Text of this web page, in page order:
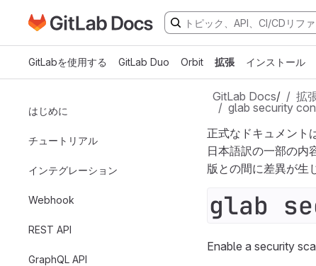
メインコンテンツにスキップ
GitLabドキュメントのホームページに移動
GitLabを使用する GitLab Duo Orbit 拡張 インストール
はじめに
チュートリアル
インテグレーション
Webhook
REST API
GraphQL API
GitLab Docs/ 拡
glab security
正式なドキュメント
日本語訳の一部の内
版との間に差異が生
glab
Enable a security